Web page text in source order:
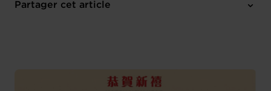
18h30 - 20h30
Partager cet article